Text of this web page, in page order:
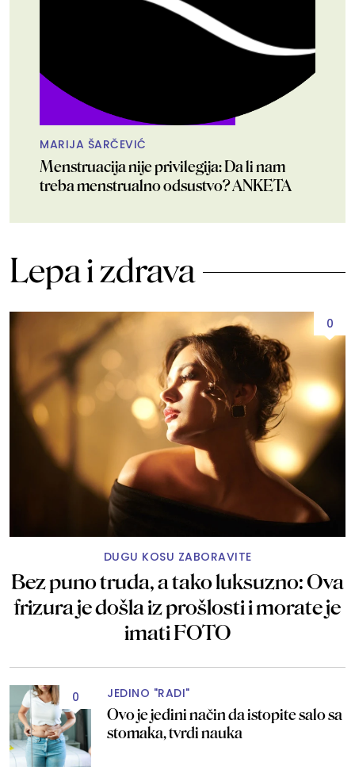
MARIJA ŠARČEVIĆ
Menstruacija nije privilegija: Da li nam
treba menstrualno odsustvo? ANKETA
Lepa i zdrava
0
DUGU KOSU ZABORAVITE
Bez puno truda, a tako luksuzno: Ova
frizura je došla iz prošlosti i morate je
imati FOTO
0 JEDINO "RADI"
Ovo je jedini način da istopite salo sa
stomaka, tvrdi nauka